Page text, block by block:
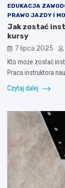
EDUKACJA
PRAWO JAZDY I
Jak zostać
kursy
7 lipca 2025
Kto może zostać
Praca instruktora
Czytaj dalej